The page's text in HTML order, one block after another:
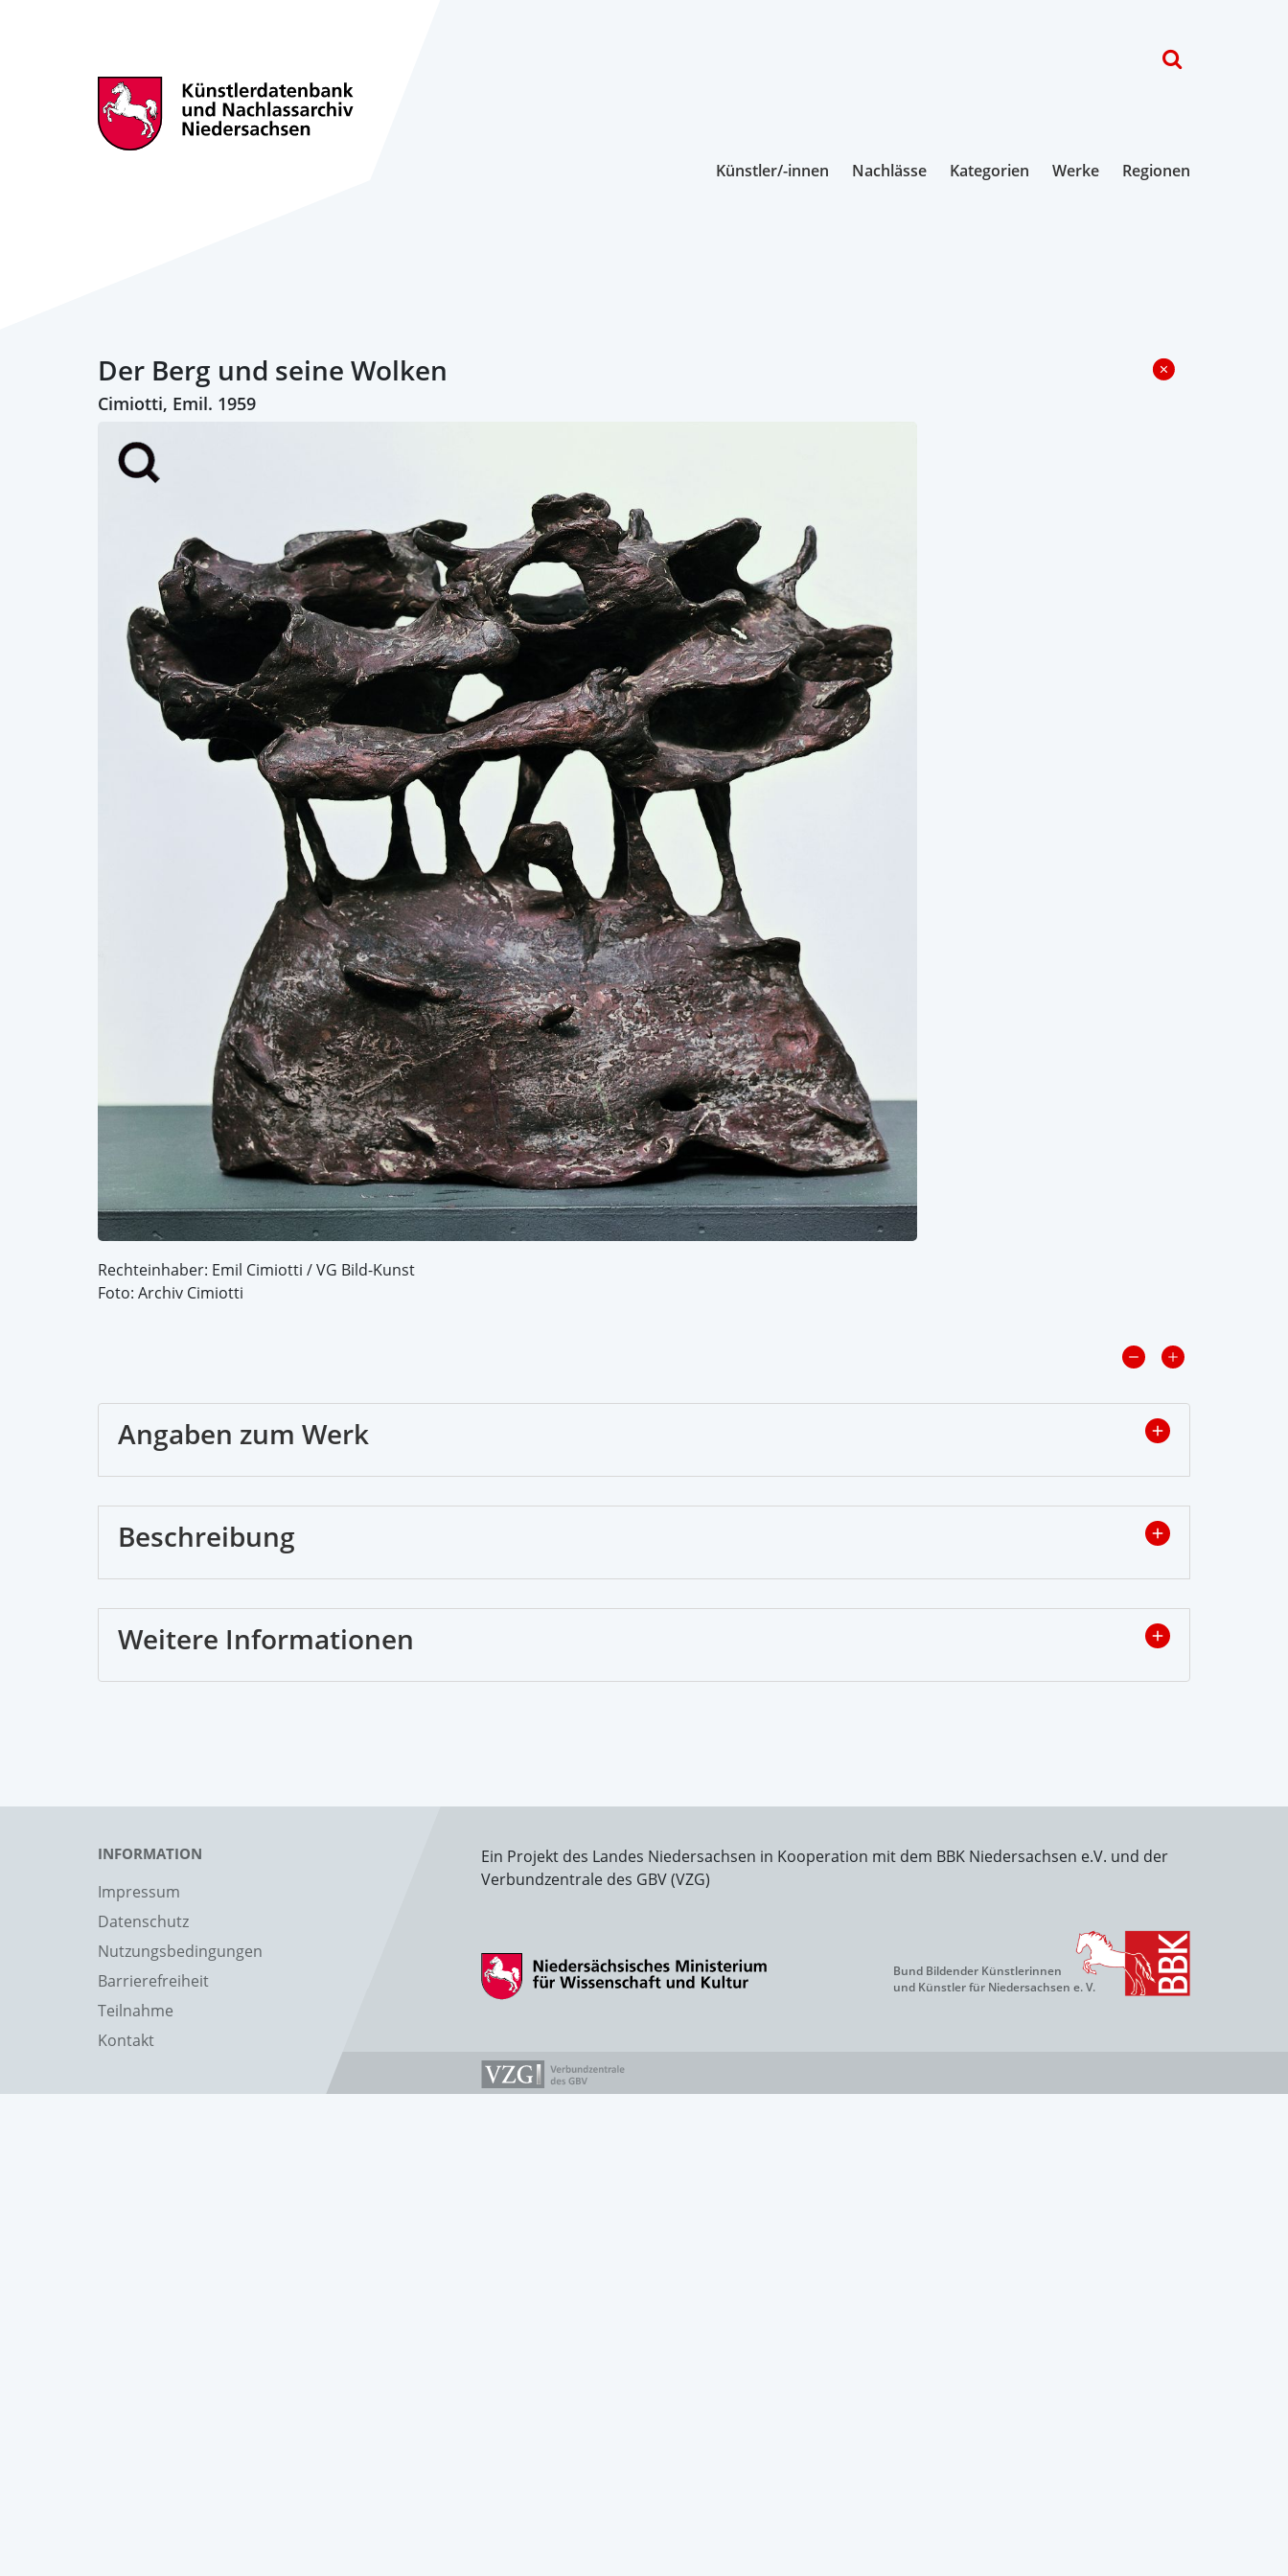
Künstler/-innen Nachlässe Kategorien Werke Regionen
Der Berg und seine Wolken
Cimiotti, Emil. 1959
Rechteinhaber: Emil Cimiotti / VG Bild-Kunst
Foto: Archiv Cimiotti
Angaben zum Werk
Beschreibung
Weitere Informationen
INFORMATION
Impressum
Datenschutz
Nutzungsbedingungen
Barrierefreiheit
Teilnahme
Kontakt
Ein Projekt des Landes Niedersachsen in Kooperation mit dem BBK Niedersachsen e.V. und der
Verbundzentrale des GBV (VZG)
Bund Bildender Künstlerinnen
und Künstler für Niedersachsen e. V.